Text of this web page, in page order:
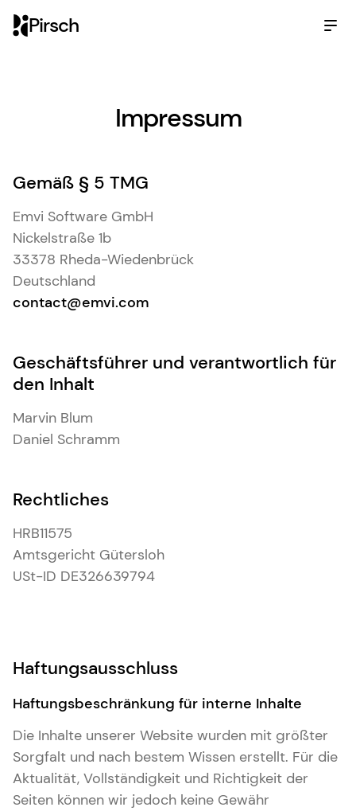
Pirsch
Impressum
Gemäß § 5 TMG
Emvi Software GmbH
Nickelstraße 1b
33378 Rheda-Wiedenbrück
Deutschland
contact@emvi.com
Geschäftsführer und verantwortlich für
den Inhalt
Marvin Blum
Daniel Schramm
Rechtliches
HRB11575
Amtsgericht Gütersloh
USt-ID DE326639794
Haftungsausschluss
Haftungsbeschränkung für interne Inhalte
Die Inhalte unserer Website wurden mit größter
Sorgfalt und nach bestem Wissen erstellt. Für die
Aktualität, Vollständigkeit und Richtigkeit der
Seiten können wir jedoch keine Gewähr